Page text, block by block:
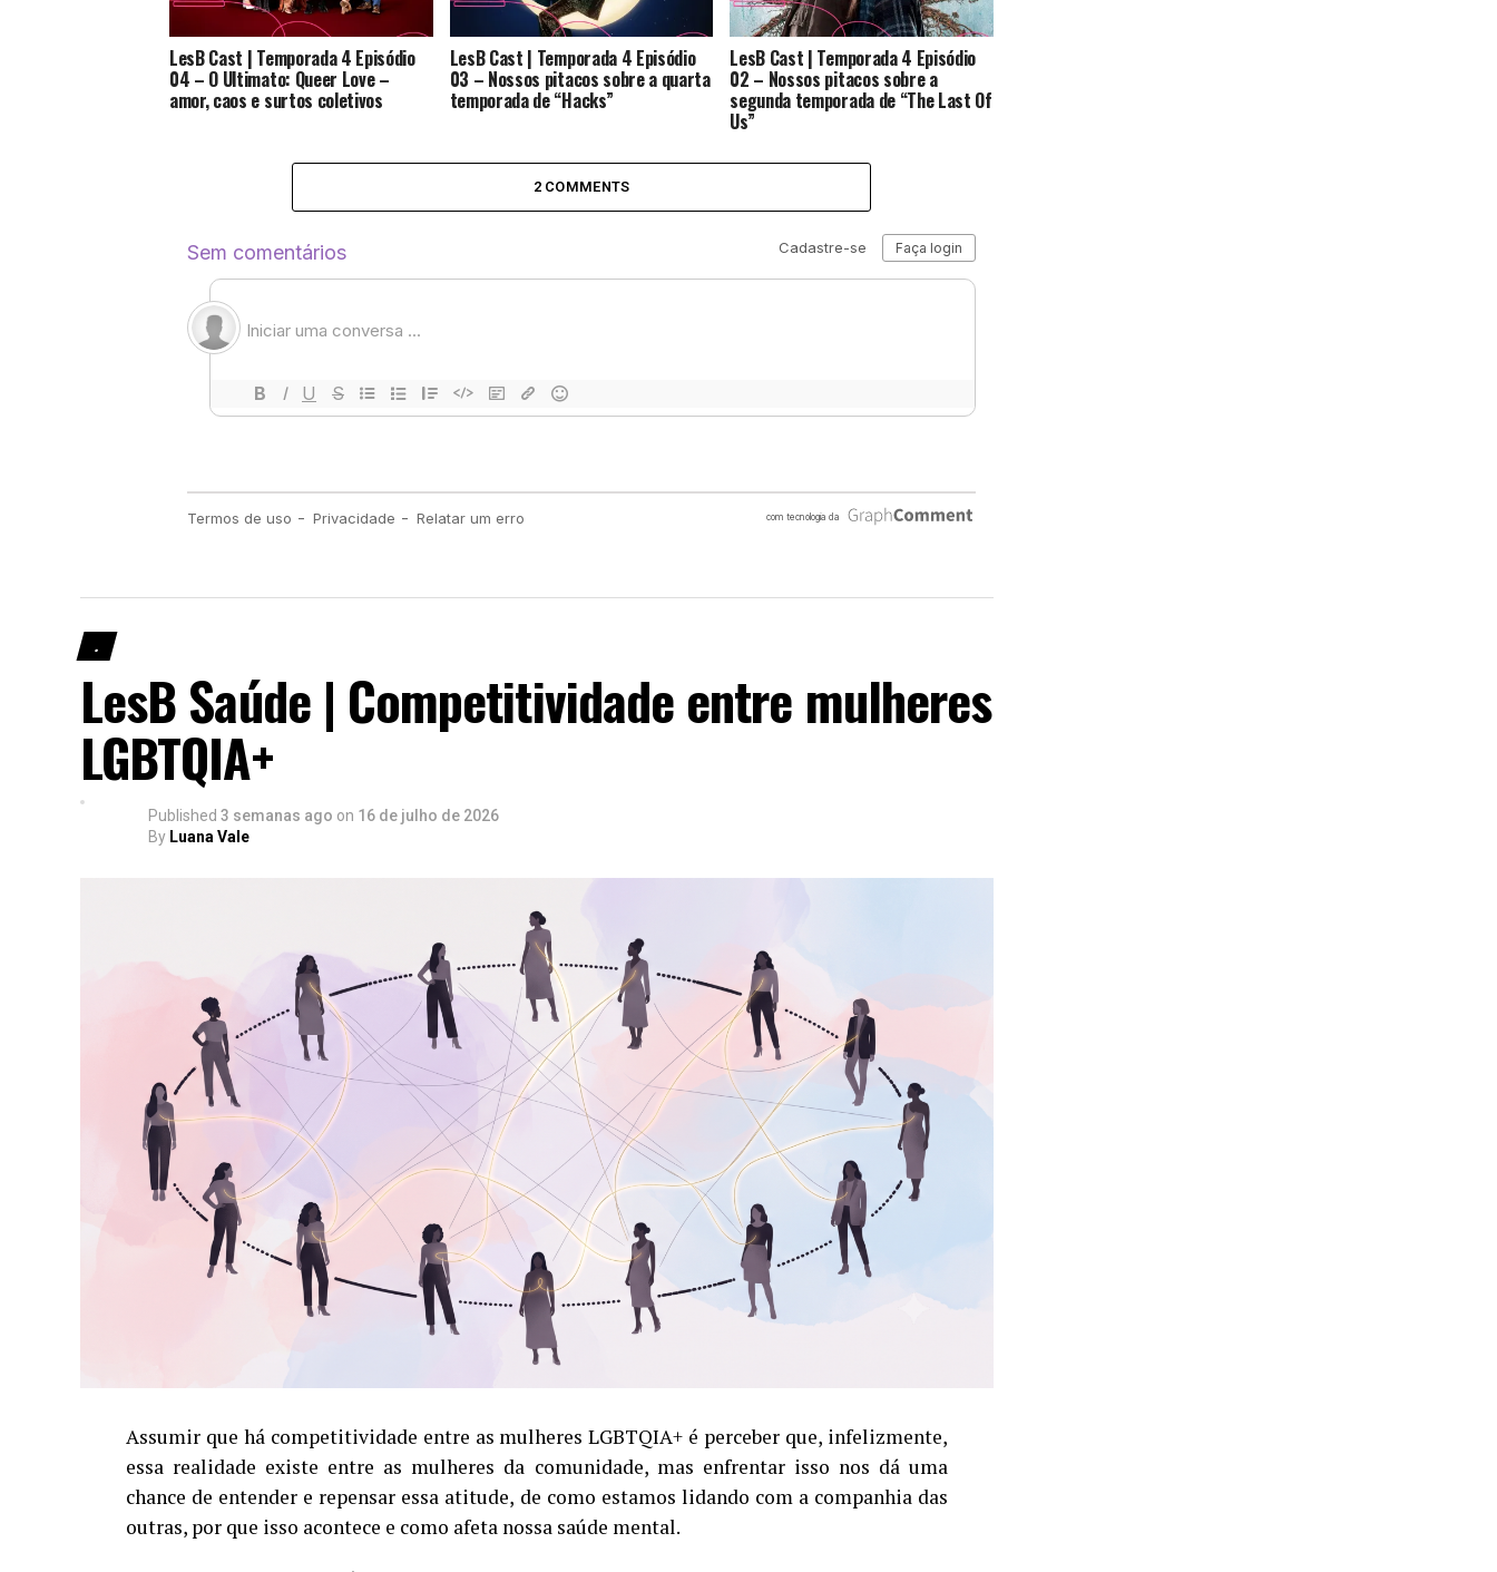
LesB Cast | Temporada 4 Episódio
04 – O Ultimato: Queer Love –
amor, caos e surtos coletivos
LesB Cast | Temporada 4 Episódio
03 – Nossos pitacos sobre a quarta
temporada de “Hacks”
LesB Cast | Temporada 4 Episódio
02 – Nossos pitacos sobre a
segunda temporada de “The Last Of
Us”
2 COMMENTS
.
LesB Saúde | Competitividade entre mulheres
LGBTQIA+
Published 3 semanas ago on 16 de julho de 2026
By Luana Vale
Assumir que há competitividade entre as mulheres LGBTQIA+ é perceber que, infelizmente,
essa realidade existe entre as mulheres da comunidade, mas enfrentar isso nos dá uma
chance de entender e repensar essa atitude, de como estamos lidando com a companhia das
outras, por que isso acontece e como afeta nossa saúde mental.